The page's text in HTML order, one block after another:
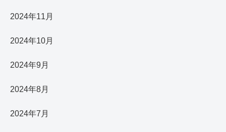
2024年11月
2024年10月
2024年9月
2024年8月
2024年7月